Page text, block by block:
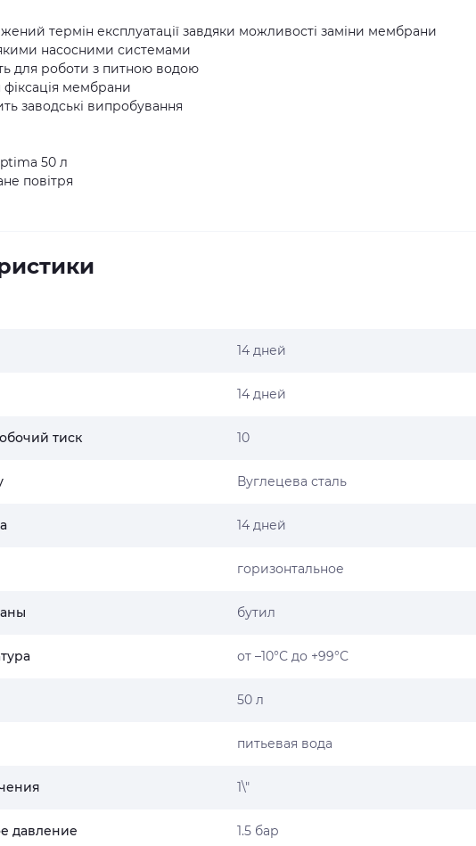
термін експлуатації завдяки можливості заміни мембрани
якими насосними системами
для роботи з питною водою
фіксація мембрани
заводські випробування
50 л
повітря
14 дней
14 дней
тиск 10
Вуглецева сталь
14 дней
горизонтальное
бутил
от –10°С до +99°С
50 л
питьевая вода
1\"
давление 1.5 бар